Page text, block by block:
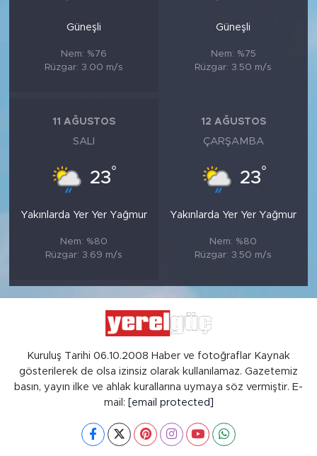
Güneşli
Nem: %76
Rüzgar: 3.00 m/s
Güneşli
Nem: %75
Rüzgar: 3.50 m/s
11 AĞUSTOS
SALI
23°
Yakınlarda Yer Yer Yağmur
Nem: %80
Rüzgar: 3.69 m/s
12 AĞUSTOS
ÇARŞAMBA
23°
Yakınlarda Yer Yer Yağmur
Nem: %80
Rüzgar: 3.50 m/s
Kuruluş Tarihi 06.10.2008 Haber ve fotoğraflar Kaynak
gösterilerek de olsa izinsiz olarak kullanılamaz. Gazetemiz
basın, yayın ilke ve ahlak kurallarına uymaya söz vermiştir. E-
mail: [email protected]